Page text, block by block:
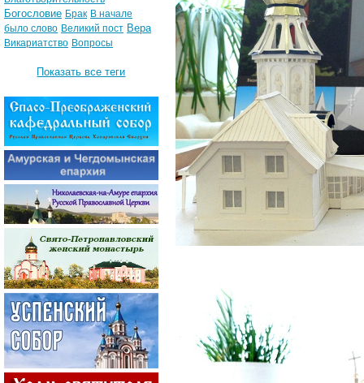
Богословие Брак В начале
было слово Великий пост Вера
Викариатство Вопросы
Показать все теги